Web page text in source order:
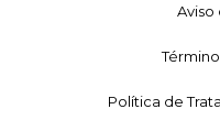
Aviso
Política de